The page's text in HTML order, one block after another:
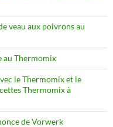
veau aux poivrons au
au Thermomix
le Thermomix et le
Thermomix à
de Vorwerk